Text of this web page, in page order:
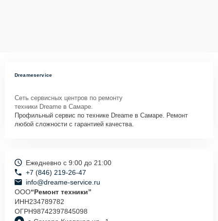
Dreameservice
Сеть сервисных центров по ремонту
техники Dreame в Самаре.
Профильный сервис по технике Dreame в Самаре. Ремонт
любой сложности с гарантией качества.
Ежедневно с 9:00 до 21:00
+7 (846) 219-26-47
info@dreame-service.ru
ООО“Ремонт техники”
ИНН234789782
ОГРН98742397845098